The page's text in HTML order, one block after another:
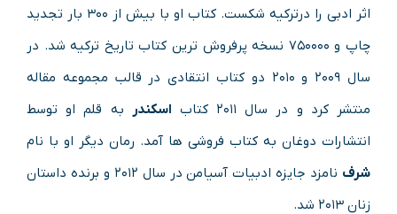
اثر ادبی را درترکیه شکست. کتاب او با بیش از ۳۰۰ بار تجدید
چاپ و ۷۵۰۰۰۰ نسخه پرفروش ترین کتاب تاریخ ترکیه شد. در
سال ۲۰۰۹ و ۲۰۱۰ دو کتاب انتقادی در قالب مجموعه مقاله
منتشر کرد و در سال ۲۰۱۱ کتاب
اسکندر به قلم او توسط
انتشارات دوغان به کتاب فروشی ها آمد. رمان دیگر او با نام
شرف
نامزد جایزه ادبیات آسیامن در سال ۲۰۱۲ و برنده داستان
زنان ۲۰۱۳ شد.